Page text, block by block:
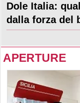
Dole Italia:
dalla forza del
APERTURE